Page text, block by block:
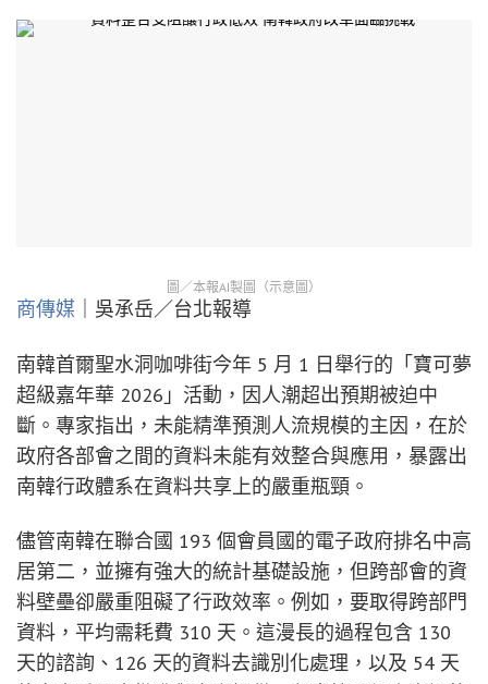
圖／本報AI製圖（示意圖）
商傳媒 ｜吳承岳／台北報導
南韓首爾聖水洞咖啡街今年 5 月 1 日舉行的「寶可夢
超級嘉年華 2026」活動，因人潮超出預期被迫中
斷。專家指出，未能精準預測人流規模的主因，在於
政府各部會之間的資料未能有效整合與應用，暴露出
南韓行政體系在資料共享上的嚴重瓶頸。
儘管南韓在聯合國 193 個會員國的電子政府排名中高
居第二，並擁有強大的統計基礎設施，但跨部會的資
料壁壘卻嚴重阻礙了行政效率。例如，要取得跨部門
資料，平均需耗費 310 天。這漫長的過程包含 130
天的諮詢、126 天的資料去識別化處理，以及 54 天